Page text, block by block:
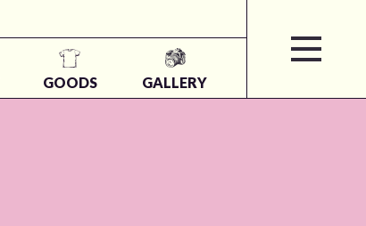
GOODS GALLERY